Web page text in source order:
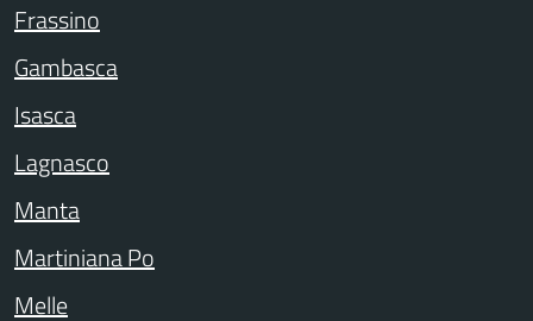
Frassino
Gambasca
Isasca
Lagnasco
Manta
Martiniana Po
Melle